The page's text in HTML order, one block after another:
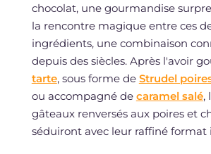
chocolat, une gourmandise
la rencontre magique entre ces
ingrédients, une combinaison
depuis des siècles. Après l'avoir
tarte, sous forme de Strudel
ou accompagné de caramel salé,
gâteaux renversés aux poires et
séduiront avec leur raffiné format